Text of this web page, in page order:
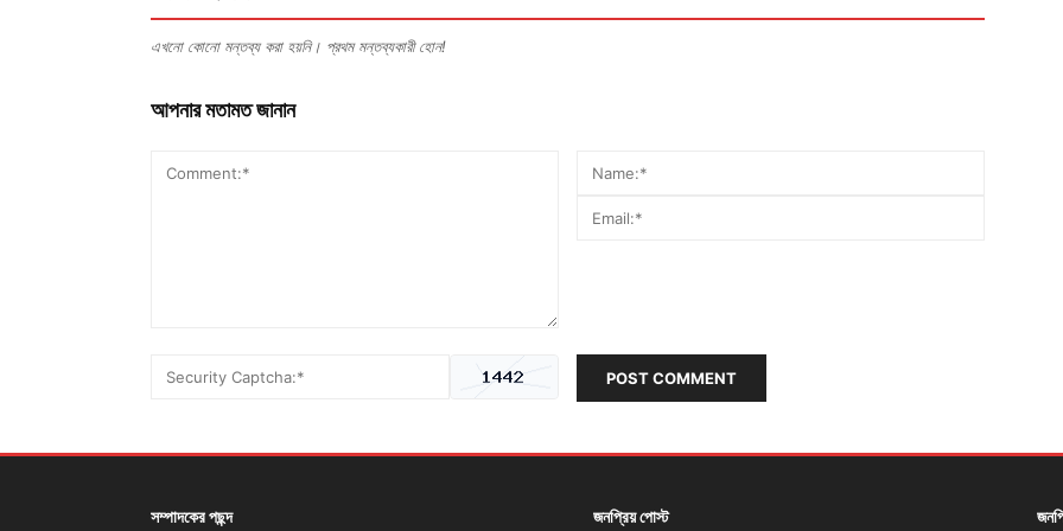
এখনো কোনো মন্তব্য করা হয়নি। প্রথম মন্তব্যকারী হোন!
আপনার মতামত জানান
POST COMMENT
সম্পাদকের পছন্দ জনপ্রিয় পোস্ট